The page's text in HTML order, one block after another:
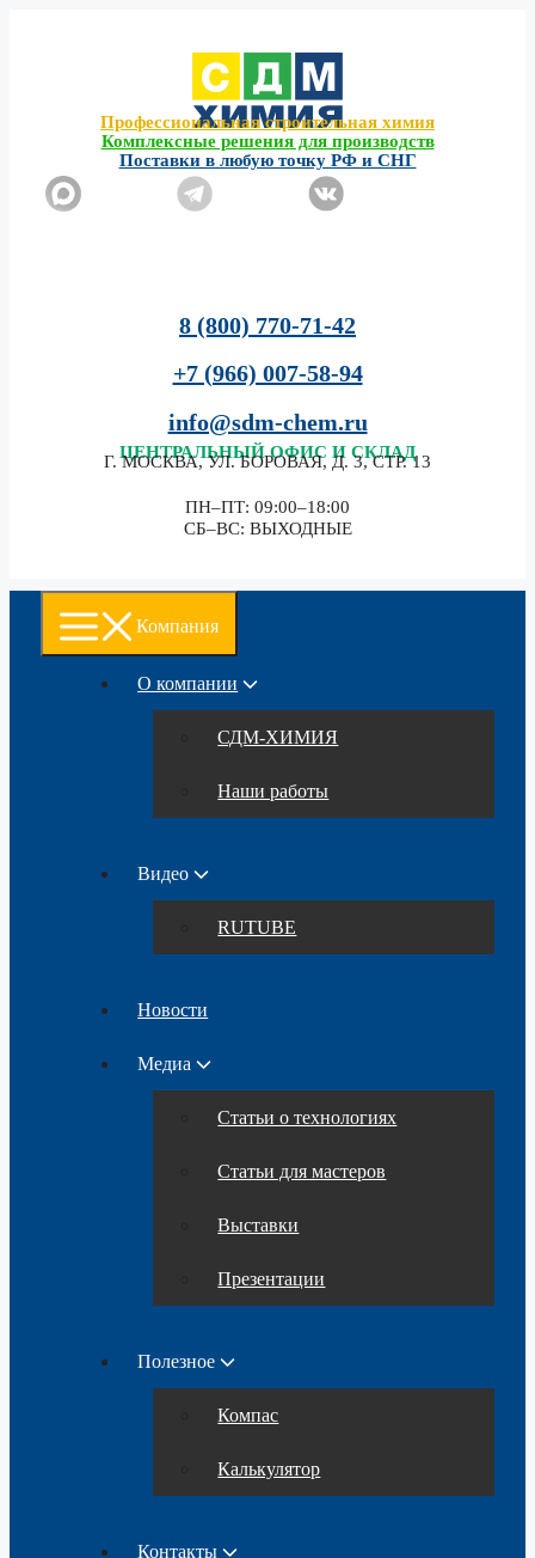
Профессиональная строительная химия
Комплексные решения для производств
Поставки в любую точку РФ и СНГ
8 (800) 770-71-42
+7 (966) 007-58-94
info@sdm-chem.ru
ЦЕНТРАЛЬНЫЙ ОФИС И СКЛАД
Г. МОСКВА, УЛ. БОРОВАЯ, Д. 3, СТР. 13
ПН–ПТ: 09:00–18:00
СБ–ВС: ВЫХОДНЫЕ
Компания
О компании
СДМ-ХИМИЯ
Наши работы
Видео
RUTUBE
Новости
Медиа
Статьи о технологиях
Статьи для мастеров
Выставки
Презентации
Полезное
Компас
Калькулятор
Контакты